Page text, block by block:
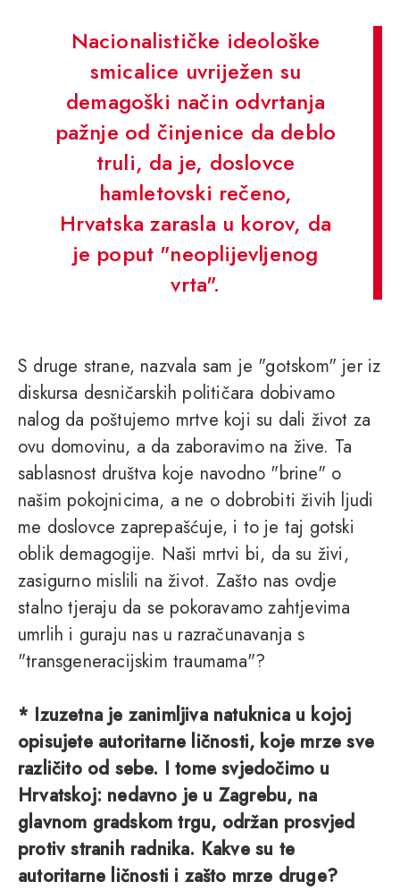
Nacionalističke ideološke
smicalice uvriježen su
demagoški način odvrtanja
pažnje od činjenice da deblo
truli, da je, doslovce
hamletovski rečeno,
Hrvatska zarasla u korov, da
je poput "neoplijevljenog
vrta".
S druge strane, nazvala sam je "gotskom" jer iz
diskursa desničarskih političara dobivamo
nalog da poštujemo mrtve koji su dali život za
ovu domovinu, a da zaboravimo na žive. Ta
sablasnost društva koje navodno "brine" o
našim pokojnicima, a ne o dobrobiti živih ljudi
me doslovce zaprepašćuje, i to je taj gotski
oblik demagogije. Naši mrtvi bi, da su živi,
zasigurno mislili na život. Zašto nas ovdje
stalno tjeraju da se pokoravamo zahtjevima
umrlih i guraju nas u razračunavanja s
"transgeneracijskim traumama"?
* Izuzetna je zanimljiva natuknica u kojoj
opisujete autoritarne ličnosti, koje mrze sve
različito od sebe. I tome svjedočimo u
Hrvatskoj: nedavno je u Zagrebu, na
glavnom gradskom trgu, održan prosvjed
protiv stranih radnika. Kakve su te
autoritarne ličnosti i zašto mrze druge?